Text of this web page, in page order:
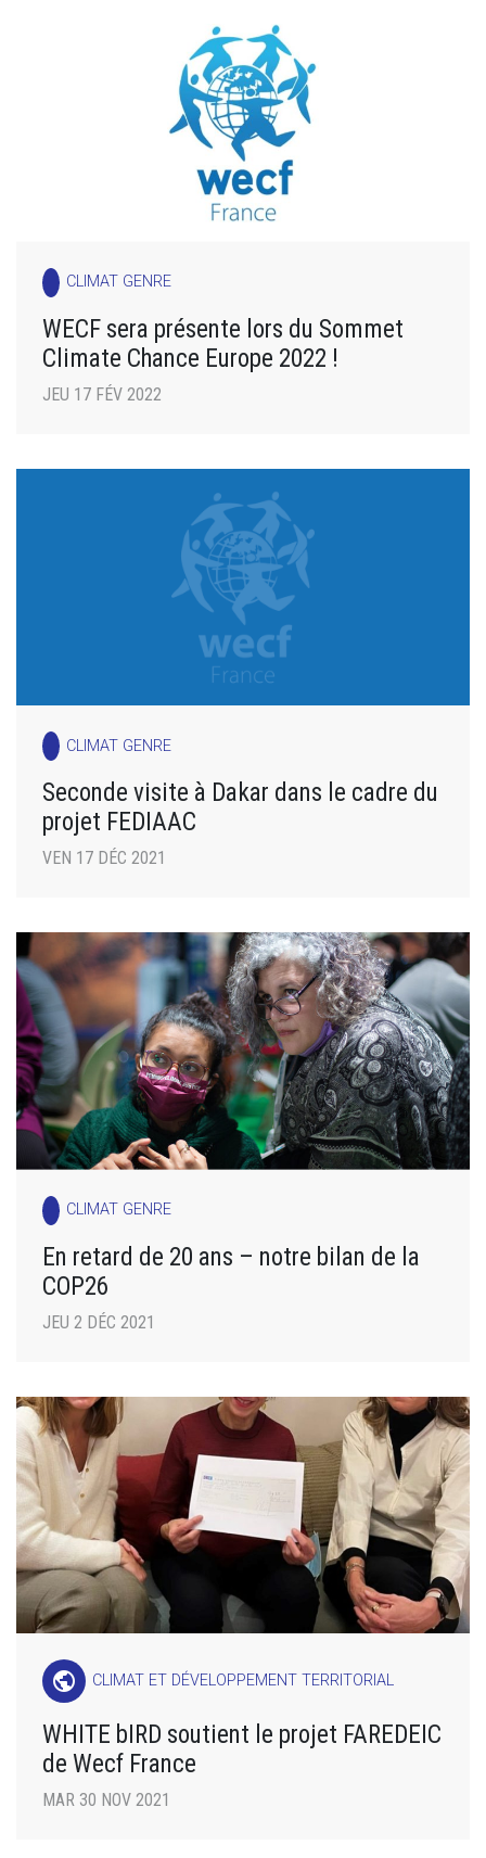
CLIMAT GENRE
WECF sera présente lors du Sommet
Climate Chance Europe 2022 !
JEU 17 FÉV 2022
CLIMAT GENRE
Seconde visite à Dakar dans le cadre du
projet FEDIAAC
VEN 17 DÉC 2021
CLIMAT GENRE
En retard de 20 ans – notre bilan de la
COP26
JEU 2 DÉC 2021
public CLIMAT ET DÉVELOPPEMENT TERRITORIAL
WHITE bIRD soutient le projet FAREDEIC
de Wecf France
MAR 30 NOV 2021